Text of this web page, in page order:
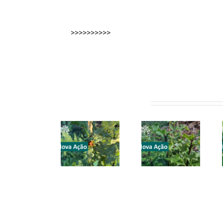
>>>>>>>>>>
CONVITE |
Valongo |
28 março
2026
CONVITE |
Valongo |
21 março
2026